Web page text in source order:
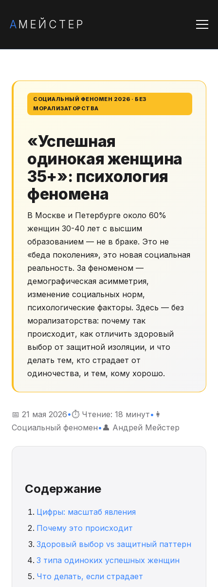
АМЕЙСТЕР
СОЦИАЛЬНЫЙ ФЕНОМЕН 2026 · БЕЗ
МОРАЛИЗАТОРСТВА
«Успешная
одинокая женщина
35+»: психология
феномена
В Москве и Петербурге около 60%
женщин 30-40 лет с высшим
образованием — не в браке. Это не
«беда поколения», это новая социальная
реальность. За феноменом —
демографическая асимметрия,
изменение социальных норм,
психологические факторы. Здесь — без
морализаторства: почему так
происходит, как отличить здоровый
выбор от защитной изоляции, и что
делать тем, кто страдает от
одиночества, и тем, кому хорошо.
📅 21 мая 2026•⏱ Чтение: 18 минут• 👩
Социальный феномен• 👤 Андрей Мейстер
Содержание
Цифры: масштаб явления
Почему это происходит
Здоровый выбор vs защитный паттерн
3 типа одиноких успешных женщин
Что делать, если страдает